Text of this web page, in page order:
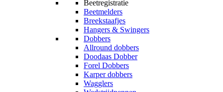
Beetregistratie
Beetmelders
Breekstaafjes
Hangers & Swingers
Dobbers
Allround dobbers
Doodaas Dobber
Forel Dobbers
Karper dobbers
Wagglers